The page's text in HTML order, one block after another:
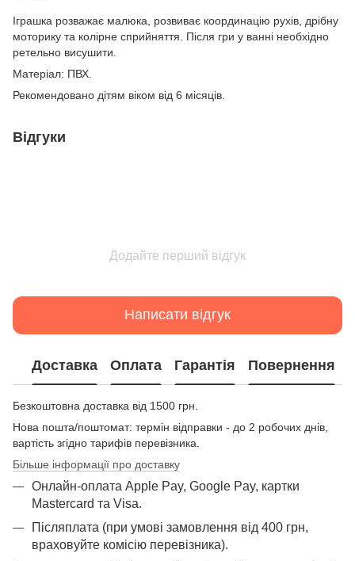
Іграшка розважає малюка, розвиває координацію рухів, дрібну
моторику та колірне сприйняття. Після гри у ванні необхідно
ретельно висушити.
Матеріал: ПВХ.
Рекомендовано дітям віком від 6 місяців.
Відгуки
Додайте перший відгук
Написати відгук
Доставка Оплата Гарантія Повернення
Безкоштовна доставка від 1500 грн.
Нова пошта/поштомат: термін відправки - до 2 робочих днів,
вартість згідно тарифів перевізника.
Більше інформації про доставку
Онлайн-оплата Apple Pay, Google Pay, картки
Mastercard та Visа.
Післяплата (при умові замовлення від 400 грн,
враховуйте комісію перевізника).